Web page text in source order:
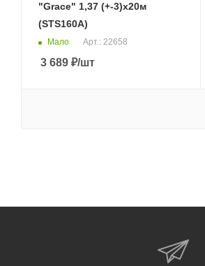
"Grace" 1,37 (+-3)х20м
(STS160A)
Мало Арт.: 22658
3 689 ₽/шт